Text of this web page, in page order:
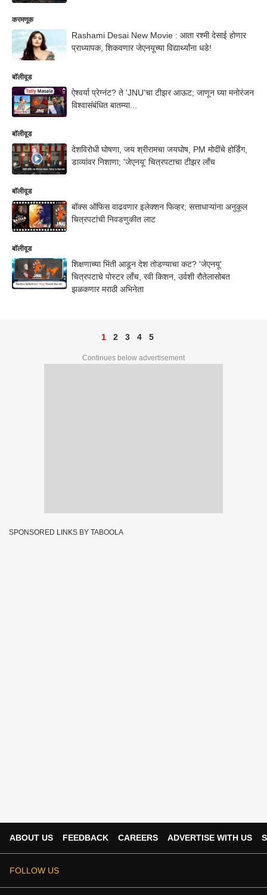
करमणूक
Rashami Desai New Movie : आता रश्मी देसाई होणार
प्राध्यापक, शिकवणार जेएनयूच्या विद्यार्थ्यांना धडे!
बॉलीवूड
ऐश्वर्या प्रेग्नंट? ते 'JNU'चा टीझर आऊट; जाणून घ्या मनोरंजन
विश्वासंबंधित बातम्या...
बॉलीवूड
देशविरोधी घोषणा, जय श्रीरामचा जयघोष, PM मोदींचे होर्डिंग,
डाव्यांवर निशाणा; 'जेएनयू' चित्रपटाचा टीझर लाँच
बॉलीवूड
बॉक्स ऑफिस वाढवणार इलेक्शन फिव्हर; सत्ताधाऱ्यांना अनुकूल
चित्रपटांची निवडणुकीत लाट
बॉलीवूड
शिक्षणाच्या भिंती आडून देश तोडण्याचा कट? 'जेएनयू'
चित्रपटाचे पोस्टर लाँच, रवी किशन, उर्वशी रौतेलासोबत
झळकणार मराठी अभिनेता
1 2 3 4 5
Continues below advertisement
SPONSORED LINKS BY TABOOLA
ABOUT US FEEDBACK CAREERS ADVERTISE WITH US
FOLLOW US